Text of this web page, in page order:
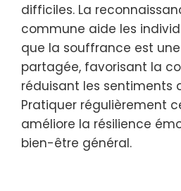
difficiles. La
commune aide les
que la souffrance est
partagée, favorisant la
réduisant les sentiments
Pratiquer régulièrement
améliore la résilience
bien-être général.